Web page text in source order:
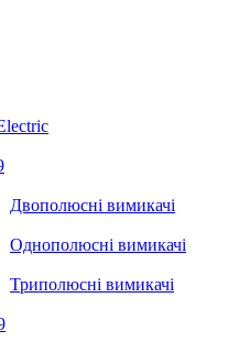
Двополюсні вимикачі
Однополюсні вимикачі
Триполюсні вимикачі